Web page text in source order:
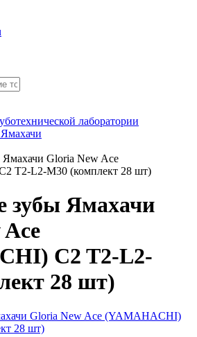
лаборатории
Gloria New Ace
T2-L2-M30 (комплект 28 шт)
зубы Ямахачи
C2 T2-L2-
28 шт)